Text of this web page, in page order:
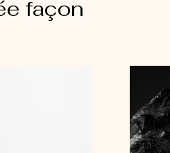
façon